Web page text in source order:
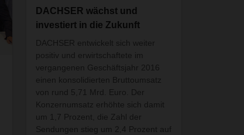
DACHSER wächst und
investiert in die Zukunft
DACHSER entwickelt sich weiter
positiv und erwirtschaftete im
vergangenen Geschäftsjahr 2016
einen konsolidierten Bruttoumsatz
von rund 5,71 Mrd. Euro. Der
Konzernumsatz erhöhte sich damit
um 1,7 Prozent, die Zahl der
Sendungen stieg um 2,4 Prozent auf